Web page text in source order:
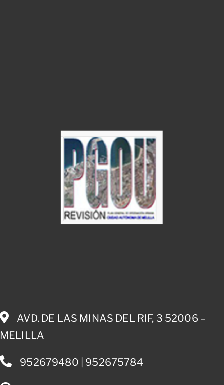
AVD. DE LAS MINAS DEL RIF, 3 52006 –
MELILLA
952679480 | 952675784